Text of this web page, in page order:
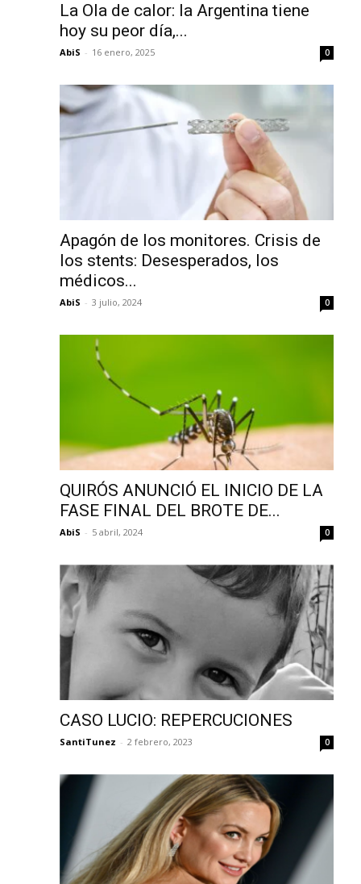
La Ola de calor: la Argentina tiene
hoy su peor día,...
AbiS - 16 enero, 2025 0
Apagón de los monitores. Crisis de
los stents: Desesperados, los
médicos...
AbiS - 3 julio, 2024 0
QUIRÓS ANUNCIÓ EL INICIO DE LA
FASE FINAL DEL BROTE DE...
AbiS - 5 abril, 2024 0
CASO LUCIO: REPERCUCIONES
SantiTunez - 2 febrero, 2023 0